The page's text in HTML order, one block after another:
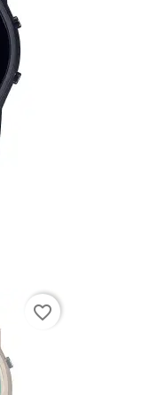
favorite_border